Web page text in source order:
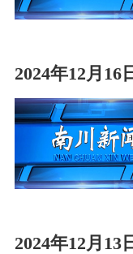
2024年12月16
2024年12月13